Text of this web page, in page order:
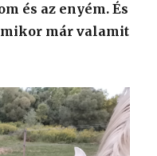
és az enyém. És
már valamit